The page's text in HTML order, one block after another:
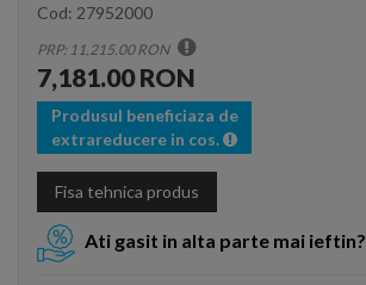
Cod: 27952000
PRP: 11,215.00 RON
7,181.00 RON
Produsul beneficiaza de
extrareducere in cos.
Fisa tehnica produs
Ati gasit in alta parte mai ieftin?